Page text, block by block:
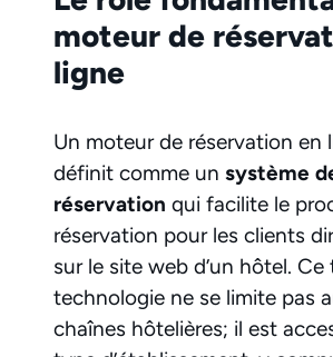
moteur de
ligne
Un moteur de réservation en
définit comme un système
réservation qui facilite le
réservation pour les clients
sur le site web d’un hôtel.
technologie ne se limite pas
chaînes hôtelières; il est